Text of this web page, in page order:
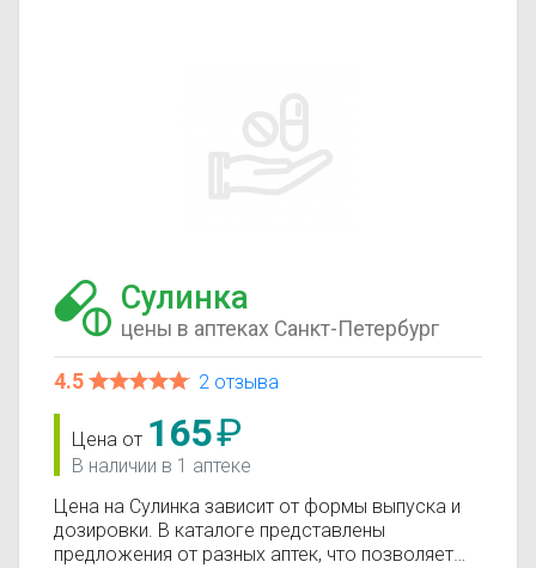
Сулинка
цены в аптеках Санкт-Петербург
4.5 2 отзыва
Цена от 165₽
В наличии в 1 аптеке
Цена на Сулинка зависит от формы выпуска и
дозировки. В каталоге представлены
предложения от разных аптек, что позволяет